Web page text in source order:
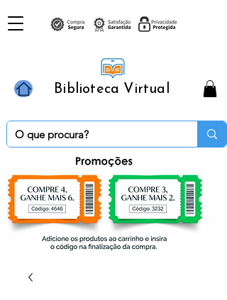
Biblioteca Virtual